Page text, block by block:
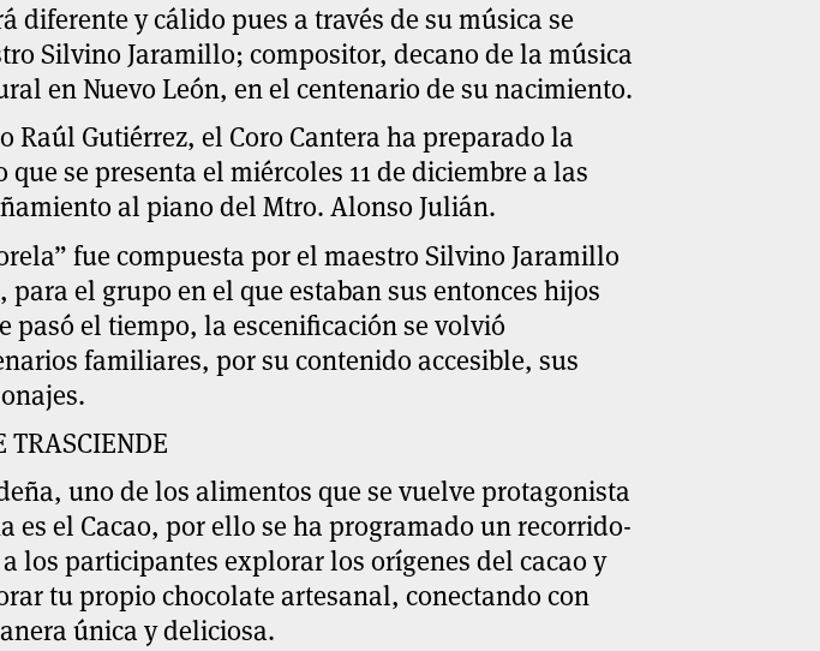
diferente y cálido pues a través de su música se
Silvino Jaramillo; compositor, decano de la música
en Nuevo León, en el centenario de su nacimiento.
Raúl Gutiérrez, el Coro Cantera ha preparado la
se presenta el miércoles 11 de diciembre a las
al piano del Mtro. Alonso Julián.
fue compuesta por el maestro Silvino Jaramillo
para el grupo en el que estaban sus entonces hijos
pasó el tiempo, la escenificación se volvió
familiares, por su contenido accesible, sus
TRASCIENDE
uno de los alimentos que se vuelve protagonista
es el Cacao, por ello se ha programado un recorrido-
los participantes explorar los orígenes del cacao y
tu propio chocolate artesanal, conectando con
única y deliciosa.